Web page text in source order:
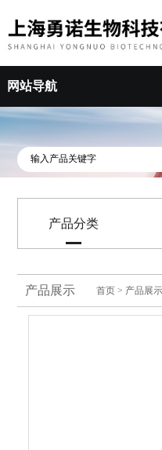
网站导航
产品分类
产品展示 首页 > 产品展示